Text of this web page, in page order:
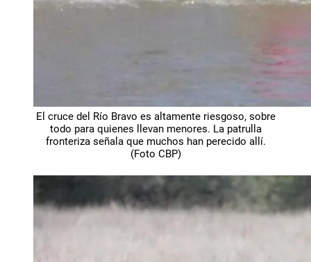
El cruce del Río Bravo es altamente riesgoso, sobre
todo para quienes llevan menores. La patrulla
fronteriza señala que muchos han perecido allí.
(Foto CBP)